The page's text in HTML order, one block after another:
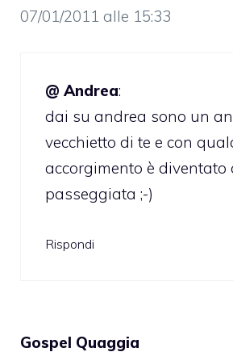
07/01/2011 alle 15:33
@ Andrea:
dai su andrea sono un
vecchietto di te e con
accorgimento è diventato
passeggiata ;-)
Rispondi
Gospel Quaggia